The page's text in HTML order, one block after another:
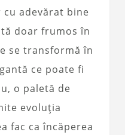
adevărat bine
doar frumos în
se transformă în
ce poate fi
o paletă de
evoluția
fac ca încăperea